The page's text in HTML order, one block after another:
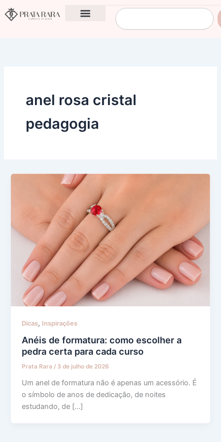
para
Pesquisar
anel rosa cristal
pedagogia
Dicas, Inspirações
Anéis de formatura: como escolher a
pedra certa para cada curso
Prata Rara/ 3 de julho de 2026
Um anel de formatura não é apenas um acessório. É
o símbolo de anos de dedicação, de noites
estudando, de […]